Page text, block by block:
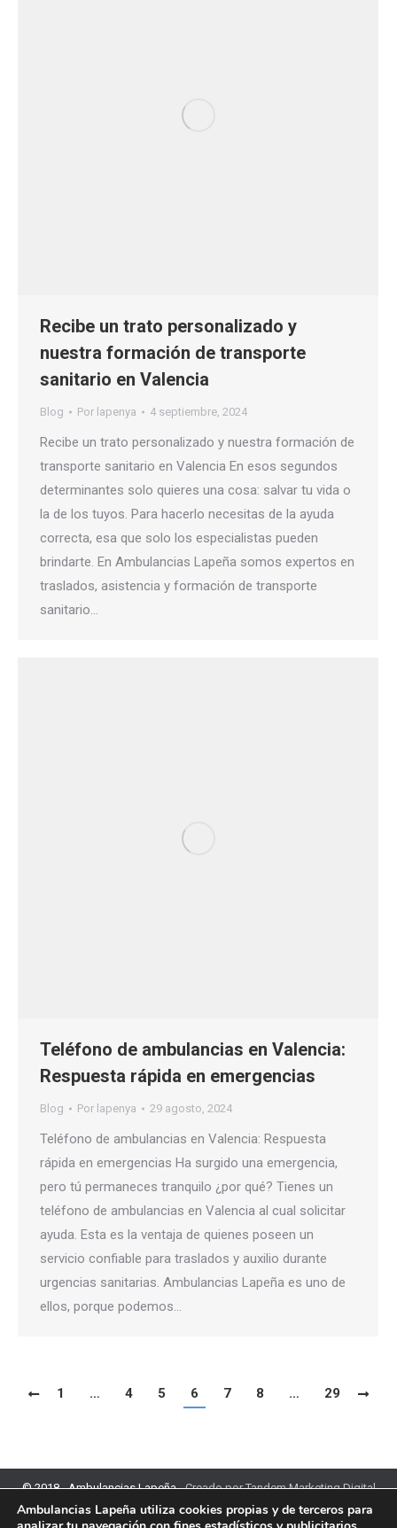
Recibe un trato personalizado y
nuestra formación de transporte
sanitario en Valencia
Blog Por lapenya 4 septiembre, 2024
Recibe un trato personalizado y nuestra formación de
transporte sanitario en Valencia En esos segundos
determinantes solo quieres una cosa: salvar tu vida o
la de los tuyos. Para hacerlo necesitas de la ayuda
correcta, esa que solo los especialistas pueden
brindarte. En Ambulancias Lapeña somos expertos en
traslados, asistencia y formación de transporte
sanitario…
Teléfono de ambulancias en Valencia:
Respuesta rápida en emergencias
Blog Por lapenya 29 agosto, 2024
Teléfono de ambulancias en Valencia: Respuesta
rápida en emergencias Ha surgido una emergencia,
pero tú permaneces tranquilo ¿por qué? Tienes un
teléfono de ambulancias en Valencia al cual solicitar
ayuda. Esta es la ventaja de quienes poseen un
servicio confiable para traslados y auxilio durante
urgencias sanitarias. Ambulancias Lapeña es uno de
ellos, porque podemos…
1 … 4 5 6 7 8 … 29
© 2018 - Ambulancias Lapeña -Creado por Tandem Marketing Digital
Política de Privacidad|Aviso Legal|Política de Cookies
Ambulancias Lapeña utiliza cookies propias y de terceros para